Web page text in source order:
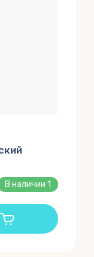
В наличии 1